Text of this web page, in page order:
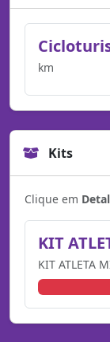
km
Kits
Clique em
KIT
KIT ATLETA